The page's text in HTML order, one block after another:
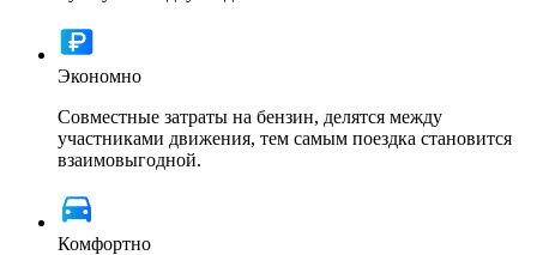
Экономно
Совместные затраты на бензин, делятся между
участниками движения, тем самым поездка становится
взаимовыгодной.
Комфортно